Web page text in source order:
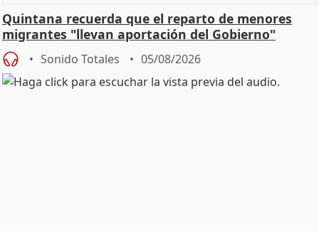
Quintana recuerda que el reparto de menores
migrantes "llevan aportación del Gobierno"
central
Sonido Totales 05/08/2026